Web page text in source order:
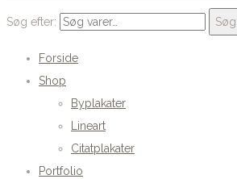
Søg efter: Søg
Forside
Shop
Byplakater
Lineart
Citatplakater
Portfolio